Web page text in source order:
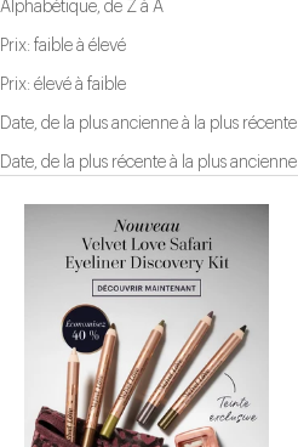
Alphabétique, de Z à A
Prix: faible à élevé
Prix: élevé à faible
Date, de la plus ancienne à la plus récente
Date, de la plus récente à la plus ancienne